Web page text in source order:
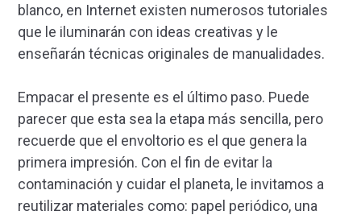
blanco, en Internet existen numerosos tutoriales
que le iluminarán con ideas creativas y le
enseñarán técnicas originales de manualidades.
Empacar el presente es el último paso. Puede
parecer que esta sea la etapa más sencilla, pero
recuerde que el envoltorio es el que genera la
primera impresión. Con el fin de evitar la
contaminación y cuidar el planeta, le invitamos a
reutilizar materiales como: papel periódico, una